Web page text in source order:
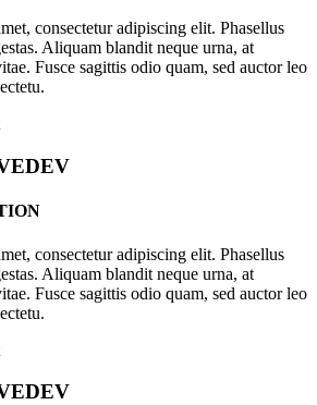
consectetur adipiscing elit. Phasellus
Aliquam blandit neque urna, at
Fusce sagittis odio quam, sed auctor leo
consectetur adipiscing elit. Phasellus
Aliquam blandit neque urna, at
Fusce sagittis odio quam, sed auctor leo